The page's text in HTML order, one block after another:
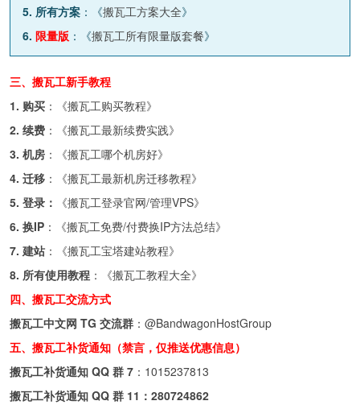
5. 所有方案 ：《搬瓦工方案大全》
6. 限量版 ：《搬瓦工所有限量版套餐》
三、搬瓦工新手教程
1. 购买 ：《搬瓦工购买教程》
2. 续费 ：《搬瓦工最新续费实践》
3. 机房 ：《搬瓦工哪个机房好》
4. 迁移 ：《搬瓦工最新机房迁移教程》
5. 登录：
《搬瓦工登录官网/管理VPS》
6. 换IP ：《搬瓦工免费/付费换IP方法总结》
7. 建站 ：《搬瓦工宝塔建站教程》
8. 所有使用教程 ：《搬瓦工教程大全》
四、搬瓦工交流方式
搬瓦工中文网 TG 交流群 ： @BandwagonHostGroup
五、搬瓦工补货通知（禁言，仅推送优惠信息）
搬瓦工补货通知 QQ 群 7 ： 1015237813
搬瓦工补货通知 QQ 群 11： 280724862